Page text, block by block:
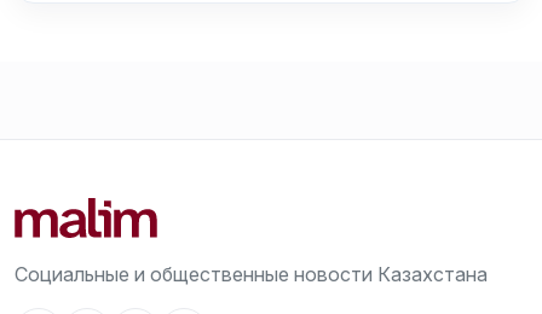
Социальные и общественные новости Казахстана